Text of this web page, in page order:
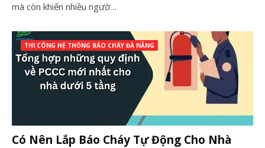
mà còn khiến nhiều ngườ…
THI CÔNG HỆ THỐNG BÁO CHÁY ĐÀ NẴNG
Có Nên Lắp Báo Cháy Tự Động Cho Nhà